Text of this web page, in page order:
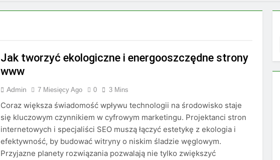
Jak tworzyć ekologiczne i energooszczędne strony
www
Admin 7 Miesięcy Ago 0 3 Mins
Coraz większa świadomość wpływu technologii na środowisko staje
się kluczowym czynnikiem w cyfrowym marketingu. Projektanci stron
internetowych i specjaliści SEO muszą łączyć estetykę z ekologia i
efektywność, by budować witryny o niskim śladzie węglowym.
Przyjazne planety rozwiązania pozwalają nie tylko zwiększyć